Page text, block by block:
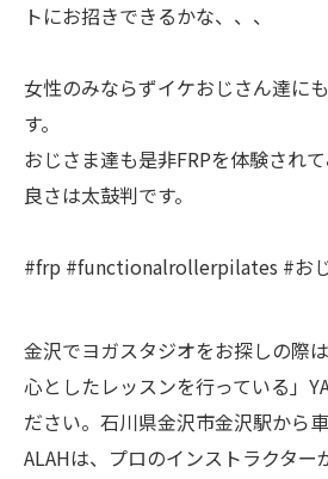
トにお招きできるかな、、、
女性のみならずイケおじさん達に
す。
おじさま達も是非FRPを体験されて
良さは太鼓判です。
#frp #functionalrollerpilates #お
金沢でヨガスタジオをお探しの際
心としたレッスンを行っている」
ださい。石川県金沢市金沢駅から
ALAHは、プロのインストラクター